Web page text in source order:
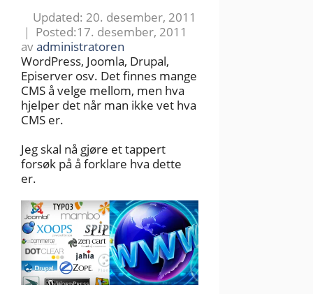
20. desember, 2011
17. desember, 2011
avadministratoren
WordPress, Joomla, Drupal,
Episerver osv. Det finnes mange
CMS å velge mellom, men hva
hjelper det når man ikke vet hva
CMS er.
Jeg skal nå gjøre et tappert
forsøk på å forklare hva dette
er.